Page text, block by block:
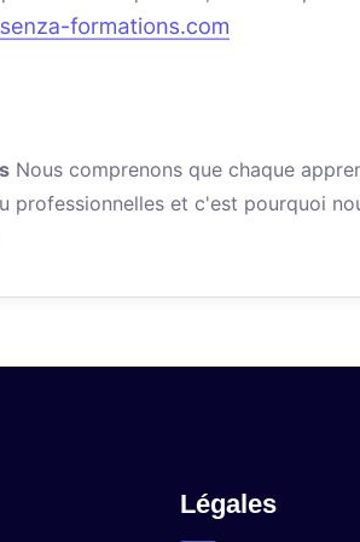
Nous comprenons que chaque
professionnelles et c'est pourquoi
Légales